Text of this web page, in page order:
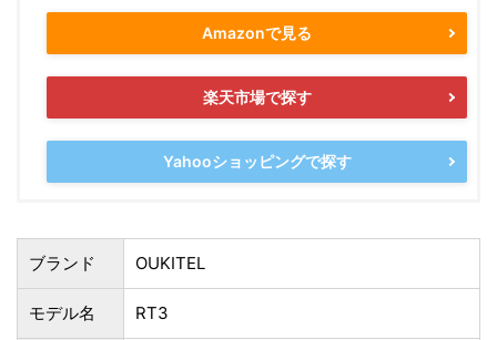
Amazonで見る
楽天市場で探す
Yahooショッピングで探す
ブランド OUKITEL
モデル名 RT3